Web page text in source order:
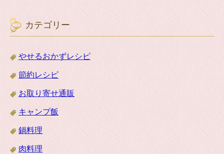
カテゴリー
やせるおかずレシピ
節約レシピ
お取り寄せ通販
キャンプ飯
鍋料理
肉料理